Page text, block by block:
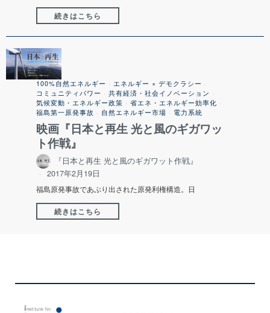
続きはこちら
100%自然エネルギー · エネルギー × デモクラシー ·
コミュニティパワー · 共有経済・社会イノベーション ·
気候変動・エネルギー政策 · 省エネ・エネルギー効率化 ·
福島第一原発事故 · 自然エネルギー市場 · 電力系統
映画『日本と再生 光と風のギガワッ
ト作戦』
『日本と再生 光と風のギガワット作戦』
2017年2月19日
福島原発事故であぶり出された原発利権構造。日
続きはこちら